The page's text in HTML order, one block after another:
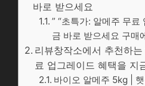
바로 받으세요
” “초특가: 알메주 무료
금 바로 받으세요 구매
리뷰창작소에서 추천하
료 업그레이드 혜택을 지
바이오 알메주 5kg |